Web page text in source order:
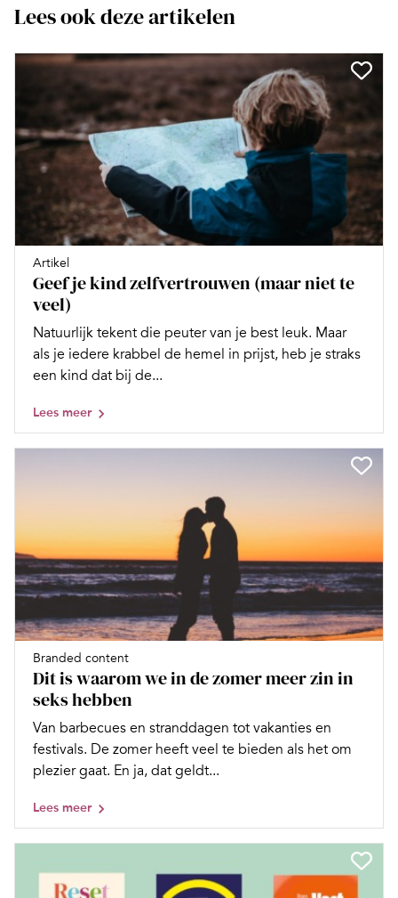
Lees ook deze artikelen
Artikel
Geef je kind zelfvertrouwen (maar niet te
veel)
Natuurlijk tekent die peuter van je best leuk. Maar
als je iedere krabbel de hemel in prijst, heb je straks
een kind dat bij de...
Lees meer
Branded content
Dit is waarom we in de zomer meer zin in
seks hebben
Van barbecues en stranddagen tot vakanties en
festivals. De zomer heeft veel te bieden als het om
plezier gaat. En ja, dat geldt...
Lees meer